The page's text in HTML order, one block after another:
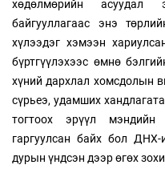
хөдөлмөрийн асуудал
байгууллагаас энэ
хүлээдэг хэмээн
бүртгүүлэхээс өмнө
хүний дархлал хомсдолын
сүрьеэ, удамших
тогтоох эрүүл мэндийн
гаргуулсан байх бол
дурын үндсэн дээр өгөх